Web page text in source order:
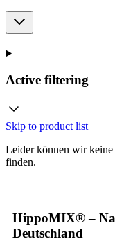
Active filtering
Skip to product list
Leider können wir keine
finden.
HippoMIX® –
Deutschland